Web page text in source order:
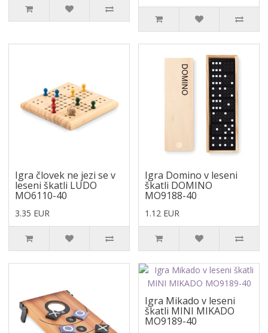
Igra človek ne jezi se v
leseni škatli LUDO
MO6110-40
3.35 EUR
Igra Domino v leseni
škatli DOMINO
MO9188-40
1.12 EUR
Igra Mikado v leseni
škatli MINI MIKADO
MO9189-40